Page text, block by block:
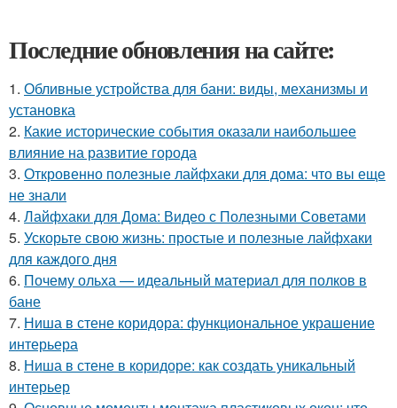
Последние обновления на сайте:
1. Обливные устройства для бани: виды, механизмы и
установка
2. Какие исторические события оказали наибольшее
влияние на развитие города
3. Откровенно полезные лайфхаки для дома: что вы еще
не знали
4. Лайфхаки для Дома: Видео с Полезными Советами
5. Ускорьте свою жизнь: простые и полезные лайфхаки
для каждого дня
6. Почему ольха — идеальный материал для полков в
бане
7. Ниша в стене коридора: функциональное украшение
интерьера
8. Ниша в стене в коридоре: как создать уникальный
интерьер